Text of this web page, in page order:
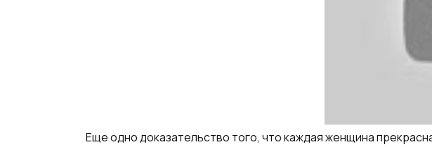
Еще одно доказательство того, что каждая женщина